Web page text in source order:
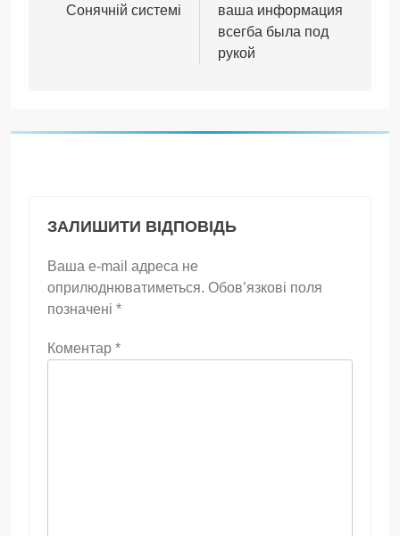
Сонячній системі
ваша информация
всегба была под
рукой
ЗАЛИШИТИ ВІДПОВІДЬ
Ваша e-mail адреса не
оприлюднюватиметься. Обов’язкові поля
позначені *
Коментар *